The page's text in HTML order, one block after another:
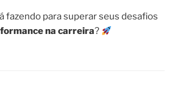
fazendo para superar seus desafios
na carreira?